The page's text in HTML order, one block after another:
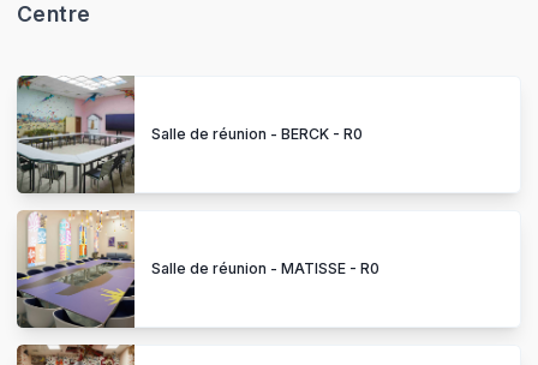
Centre
Salle de réunion - BERCK - R0
Salle de réunion - MATISSE - R0